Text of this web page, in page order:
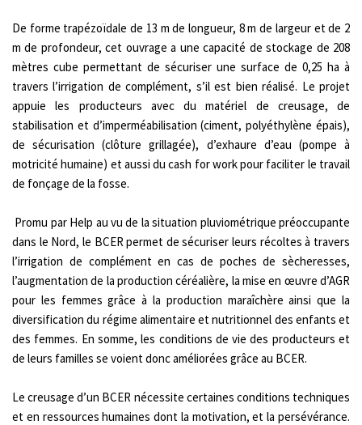
De forme trapézoïdale de 13 m de longueur, 8 m de largeur et de 2
m de profondeur, cet ouvrage a une capacité de stockage de 208
mètres cube permettant de sécuriser une surface de 0,25 ha à
travers l’irrigation de complément, s’il est bien réalisé. Le projet
appuie les producteurs avec du matériel de creusage, de
stabilisation et d’imperméabilisation (ciment, polyéthylène épais),
de sécurisation (clôture grillagée), d’exhaure d’eau (pompe à
motricité humaine) et aussi du cash for work pour faciliter le travail
de fonçage de la fosse.
Promu par Help au vu de la situation pluviométrique préoccupante
dans le Nord, le BCER permet de sécuriser leurs récoltes à travers
l’irrigation de complément en cas de poches de sècheresses,
l’augmentation de la production céréalière, la mise en œuvre d’AGR
pour les femmes grâce à la production maraîchère ainsi que la
diversification du régime alimentaire et nutritionnel des enfants et
des femmes. En somme, les conditions de vie des producteurs et
de leurs familles se voient donc améliorées grâce au BCER.
Le creusage d’un BCER nécessite certaines conditions techniques
et en ressources humaines dont la motivation, et la persévérance.